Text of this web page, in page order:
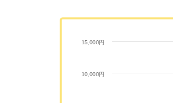
10,000円
15,000円